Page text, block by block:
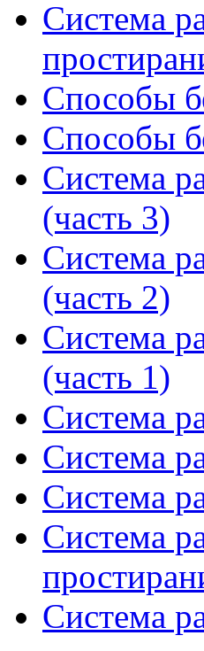
Система
Способы
Способы
Система
(часть 3)
Система
(часть 2)
Система
(часть 1)
Система
Система
Система
Система
Система